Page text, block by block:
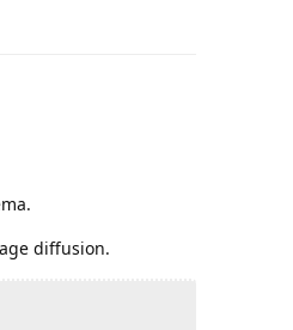
diffusion.